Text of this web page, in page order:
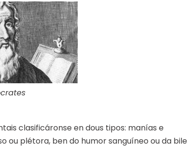
clasificáronse en dous tipos: manías e
ou plétora, ben do humor sanguíneo ou da bile